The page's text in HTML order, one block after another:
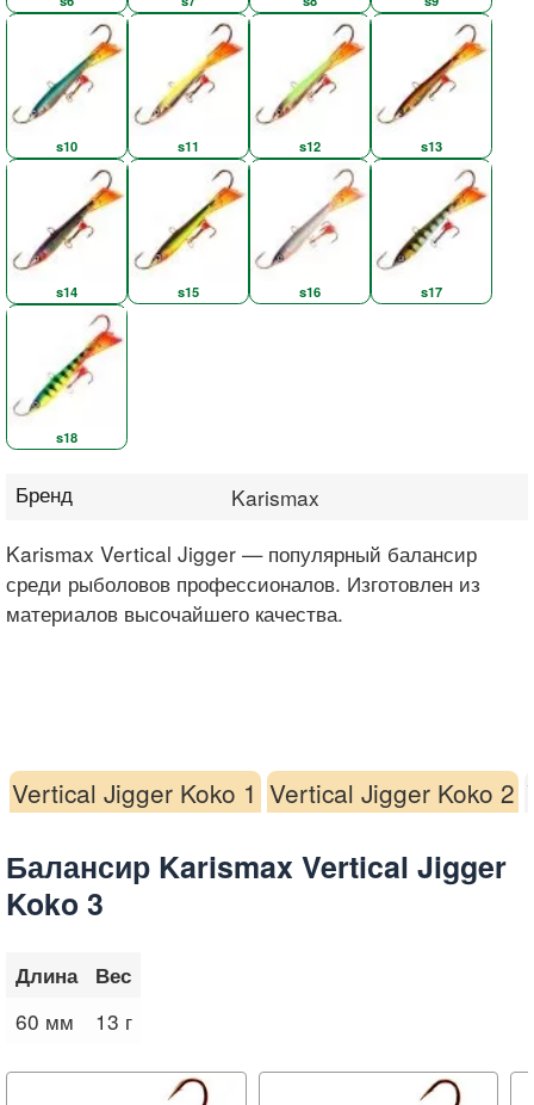
s10 s11 s12 s13
s14 s15 s16 s17
s18
Бренд
Karismax
Karismax Vertical Jigger — популярный балансир
среди рыболовов профессионалов. Изготовлен из
материалов высочайшего качества.
Vertical Jigger Koko 1 Vertical Jigger Koko 2
Балансир Karismax Vertical Jigger
Koko 3
Длина Вес
60 мм 13 г